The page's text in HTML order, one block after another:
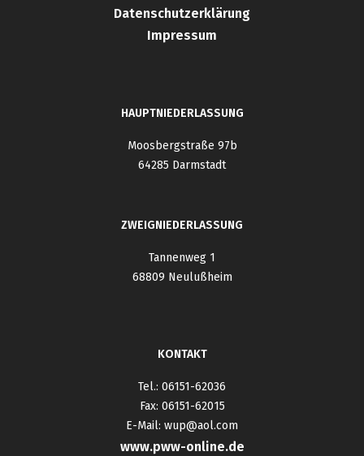
Datenschutzerklärung
Impressum
HAUPTNIEDERLASSUNG
Moosbergstraße 97b
64285 Darmstadt
ZWEIGNIEDERLASSUNG
Tannenweg 1
68809 Neulußheim
KONTAKT
Tel.: 06151-62036
Fax: 06151-62015
E-Mail: wup@aol.com
www.pww-online.de